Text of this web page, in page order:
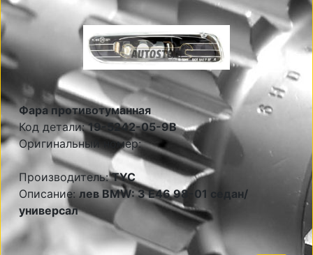
Фара противотуманная
Код детали:19-5242-05-9B
Оригинальный номер:
Производитель:TYC
Описание:лев BMW: 3 E46 98-01 седан/
универсал